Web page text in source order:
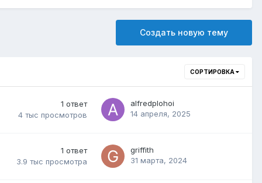
Создать новую тему
СОРТИРОВКА
1 ответ
4 тыс просмотров
alfredplohoi
14 апреля, 2025
1 ответ
3.9 тыс просмотра
griffith
31 марта, 2024